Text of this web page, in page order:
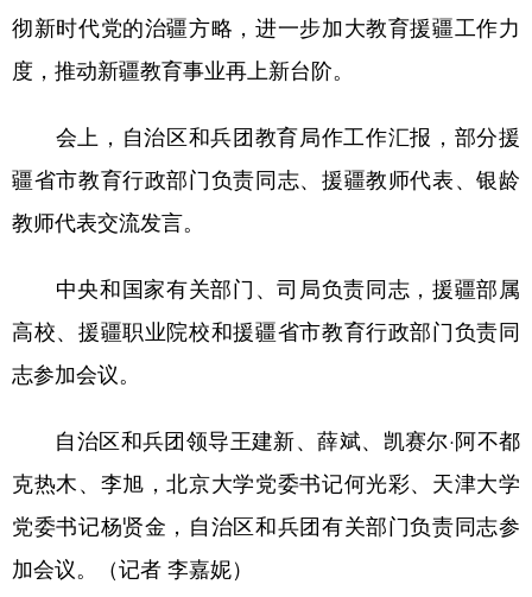
彻新时代党的治疆方略，进一步加大教育援疆工作力
度，推动新疆教育事业再上新台阶。
会上，自治区和兵团教育局作工作汇报，部分援
疆省市教育行政部门负责同志、援疆教师代表、银龄
教师代表交流发言。
中央和国家有关部门、司局负责同志，援疆部属
高校、援疆职业院校和援疆省市教育行政部门负责同
志参加会议。
自治区和兵团领导王建新、薛斌、凯赛尔·阿不都
克热木、李旭，北京大学党委书记何光彩、天津大学
党委书记杨贤金，自治区和兵团有关部门负责同志参
加会议。（记者 李嘉妮）